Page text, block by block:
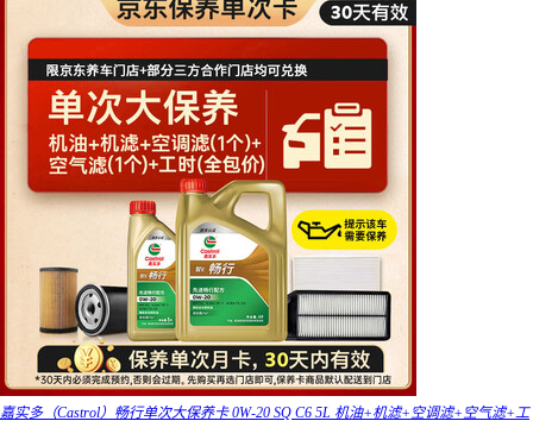
嘉实多（Castrol）畅行单次大保养卡 0W-20 SQ C6 5L 机油+机滤+空调滤+空气滤+工